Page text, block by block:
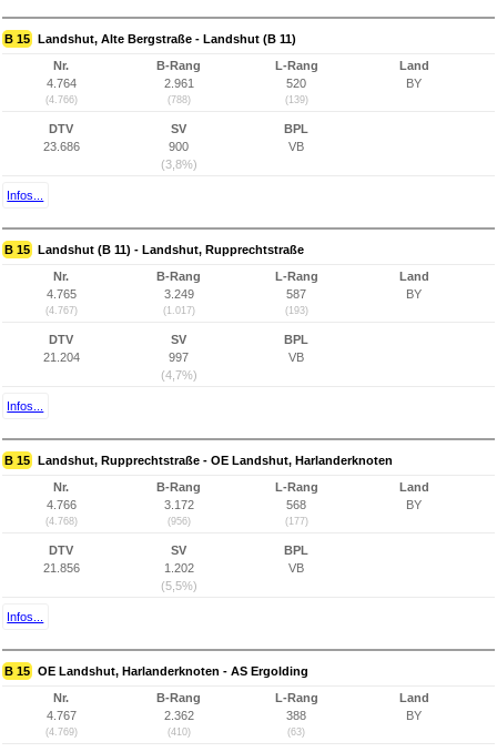
B 15 Landshut, Alte Bergstraße - Landshut (B 11)
Nr.
4.764
(4.766)
B-Rang
2.961
(788)
L-Rang
520
(139)
Land
BY
DTV
23.686
SV
900
(3,8%)
BPL
VB
Infos...
B 15 Landshut (B 11) - Landshut, Rupprechtstraße
Nr.
4.765
(4.767)
B-Rang
3.249
(1.017)
L-Rang
587
(193)
Land
BY
DTV
21.204
SV
997
(4,7%)
BPL
VB
Infos...
B 15 Landshut, Rupprechtstraße - OE Landshut, Harlanderknoten
Nr.
4.766
(4.768)
B-Rang
3.172
(956)
L-Rang
568
(177)
Land
BY
DTV
21.856
SV
1.202
(5,5%)
BPL
VB
Infos...
B 15 OE Landshut, Harlanderknoten - AS Ergolding
Nr.
4.767
(4.769)
B-Rang
2.362
(410)
L-Rang
388
(63)
Land
BY